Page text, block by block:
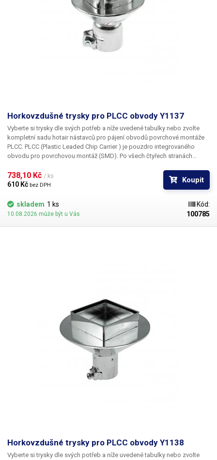
Horkovzdušné trysky pro PLCC obvody Y1137
Vyberte si trysky dle svých potřeb a níže uvedené tabulky nebo zvolte
kompletní sadu hotair nástavců pro pájení obvodů povrchové montáže
PLCC. PLCC (Plastic Leaded Chip Carrier ) je pouzdro integrovaného
obvodu pro povrchovou montáž (SMD). Po všech čtyřech stranách
patice nebo přímé letování na plošný spoj. Tryska Y1137 je určena pro
pouzdro PLCC o rozměru 25 x 25 mm
738,10 Kč / ks
610 Kč bez DPH
Koupit
skladem 1 ks
10.08.2026 může být u Vás
Kód:
100785
Horkovzdušné trysky pro PLCC obvody Y1138
Vyberte si trysky dle svých potřeb a níže uvedené tabulky nebo zvolte